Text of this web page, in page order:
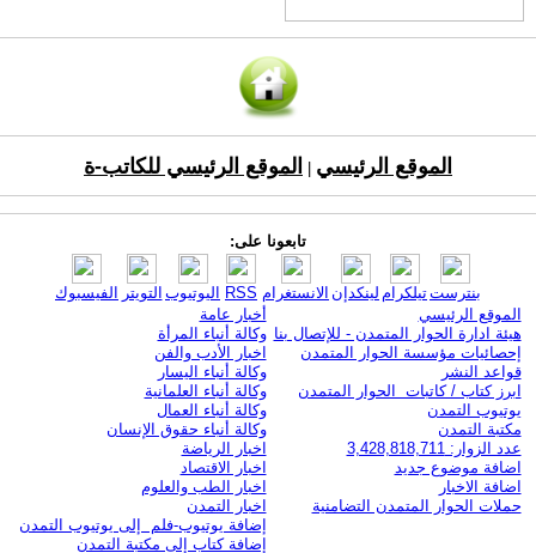
الموقع الرئيسي الموقع الرئيسي للكاتب-ة
تابعونا على:
الفيسبوك التويتر اليوتيوب RSS الانستغرام لينكدإن تيلكرامبنترست
الموقع الرئيسي
هيئة ادارة الحوار المتمدن - للإتصال بنا
إحصائيات مؤسسة الحوار المتمدن
قواعد النشر
ابرز كتاب / كاتبات الحوار المتمدن
يوتيوب التمدن
مكتبة التمدن
عدد الزوار: 3,428,818,711
اضافة موضوع جديد
اضافة الاخبار
حملات الحوار المتمدن التضامنية
أخبار عامة
وكالة أنباء المرأة
اخبار الأدب والفن
وكالة أنباء اليسار
وكالة أنباء العلمانية
وكالة أنباء العمال
وكالة أنباء حقوق الإنسان
اخبار الرياضة
اخبار الاقتصاد
اخبار الطب والعلوم
اخبار التمدن
إضافة يوتيوب-فلم إلى يوتيوب التمدن
إضافة كتاب إلى مكتبة التمدن